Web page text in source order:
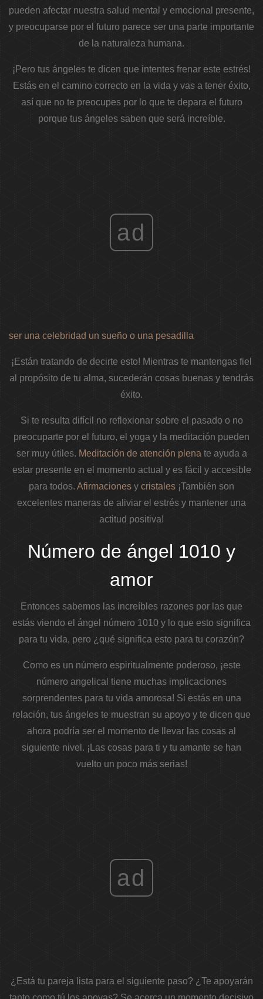
pueden afectar nuestra salud mental y emocional presente,
y preocuparse por el futuro parece ser una parte importante
de la naturaleza humana.
¡Pero tus ángeles te dicen que intentes frenar este estrés!
Estás en el camino correcto en la vida y vas a tener éxito,
así que no te preocupes por lo que te depara el futuro
porque tus ángeles saben que será increíble.
ad
ser una celebridad un sueño o una pesadilla
¡Están tratando de decirte esto! Mientras te mantengas fiel
al propósito de tu alma, sucederán cosas buenas y tendrás
éxito.
Si te resulta difícil no reflexionar sobre el pasado o no
preocuparte por el futuro, el yoga y la meditación pueden
ser muy útiles. Meditación de atención plenate ayuda a
estar presente en el momento actual y es fácil y accesible
para todos. Afirmaciones y cristales ¡También son
excelentes maneras de aliviar el estrés y mantener una
actitud positiva!
Número de ángel 1010 y
amor
Entonces sabemos las increíbles razones por las que
estás viendo el ángel número 1010 y lo que esto significa
para tu vida, pero ¿qué significa esto para tu corazón?
Como es un número espiritualmente poderoso, ¡este
número angelical tiene muchas implicaciones
sorprendentes para tu vida amorosa! Si estás en una
relación, tus ángeles te muestran su apoyo y te dicen que
ahora podría ser el momento de llevar las cosas al
siguiente nivel. ¡Las cosas para ti y tu amante se han
vuelto un poco más serias!
ad
¿Está tu pareja lista para el siguiente paso? ¿Te apoyarán